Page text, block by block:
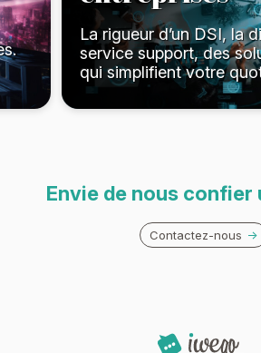
La rigueur d’un DSI, la
service support, des
qui simplifient votre
Envie de nous confier
Contactez-nous